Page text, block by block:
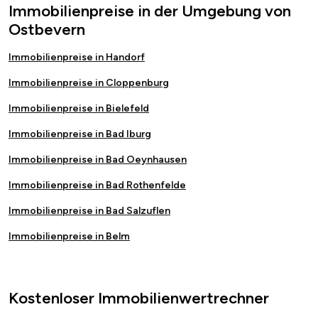
Immobilienpreise in der Umgebung von
Ostbevern
Immobilienpreise in Handorf
Immobilienpreise in Cloppenburg
Immobilienpreise in Bielefeld
Immobilienpreise in Bad Iburg
Immobilienpreise in Bad Oeynhausen
Immobilienpreise in Bad Rothenfelde
Immobilienpreise in Bad Salzuflen
Immobilienpreise in Belm
Kostenloser Immobilienwertrechner